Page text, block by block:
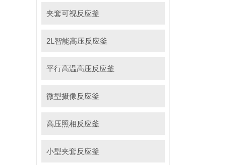
夹套可视反应釜
2L智能高压反应釜
平行高温高压反应釜
微型摄像反应釜
高压照相反应釜
小型夹套反应釜